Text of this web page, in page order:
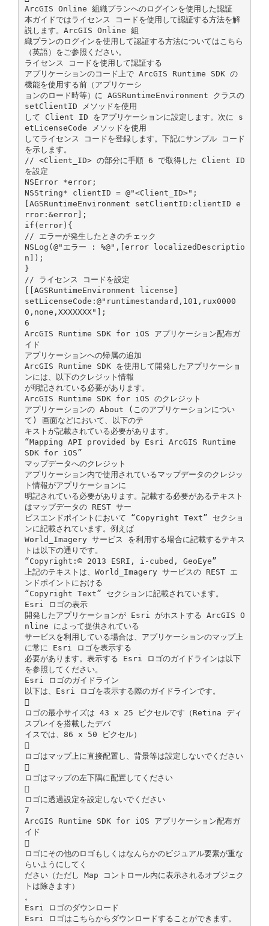
ArcGIS Online 組織プランへのログインを使用した認証
本ガイドではライセンス コードを使用して認証する方法を解
説します。ArcGIS Online 組
織プランのログインを使用して認証する方法についてはこちら
（英語）をご参照ください。
ライセンス コードを使用して認証する
アプリケーションのコード上で ArcGIS Runtime SDK の
機能を使用する前（アプリケーシ
ョンのロード時等）に AGSRuntimeEnvironment クラスの
setClientID メソッドを使用
して Client ID をアプリケーションに設定します。次に s
etLicenseCode メソッドを使用
してライセンス コードを登録します。下記にサンプル コード
を示します。
// <Client_ID> の部分に手順 6 で取得した Client ID
を設定
NSError *error;
NSString* clientID = @"<Client_ID>";
[AGSRuntimeEnvironment setClientID:clientID e
rror:&error];
if(error){
// エラーが発生したときのチェック
NSLog(@"エラー : %@",[error localizedDescriptio
n]);
}
// ライセンス コードを設定
[[AGSRuntimeEnvironment license]
setLicenseCode:@"runtimestandard,101,rux0000
0,none,XXXXXXX"];
6
ArcGIS Runtime SDK for iOS アプリケーション配布ガ
イド
アプリケーションへの帰属の追加
ArcGIS Runtime SDK を使用して開発したアプリケーショ
ンには、以下のクレジット情報
が明記されている必要があります。
ArcGIS Runtime SDK for iOS のクレジット
アプリケーションの About (このアプリケーションについ
て) 画面などにおいて、以下のテ
キストが記載されている必要があります。
“Mapping API provided by Esri ArcGIS Runtime
SDK for iOS”
マップデータへのクレジット
アプリケーション内で使用されているマップデータのクレジッ
ト情報がアプリケーションに
明記されている必要があります。記載する必要があるテキスト
はマップデータの REST サー
ビスエンドポイントにおいて “Copyright Text” セクショ
ンに記載されています。例えば
World_Imagery サービス を利用する場合に記載するテキス
トは以下の通りです。
“Copyright:© 2013 ESRI, i-cubed, GeoEye”
上記のテキストは、World_Imagery サービスの REST エ
ンドポイントにおける
“Copyright Text” セクションに記載されています。
Esri ロゴの表示
開発したアプリケーションが Esri がホストする ArcGIS O
nline によって提供されている
サービスを利用している場合は、アプリケーションのマップ上
に常に Esri ロゴを表示する
必要があります。表示する Esri ロゴのガイドラインは以下
を参照してください。
Esri ロゴのガイドライン
以下は、Esri ロゴを表示する際のガイドラインです。

ロゴの最小サイズは 43 x 25 ピクセルです（Retina ディ
スプレイを搭載したデバ
イスでは、86 x 50 ピクセル）

ロゴはマップ上に直接配置し、背景等は設定しないでください

ロゴはマップの左下隅に配置してください

ロゴに透過設定を設定しないでください
7
ArcGIS Runtime SDK for iOS アプリケーション配布ガ
イド

ロゴにその他のロゴもしくはなんらかのビジュアル要素が重な
らいようにしてく
ださい（ただし Map コントロール内に表示されるオブジェク
トは除きます）
。
Esri ロゴのダウンロード
Esri ロゴはこちらからダウンロードすることができます。